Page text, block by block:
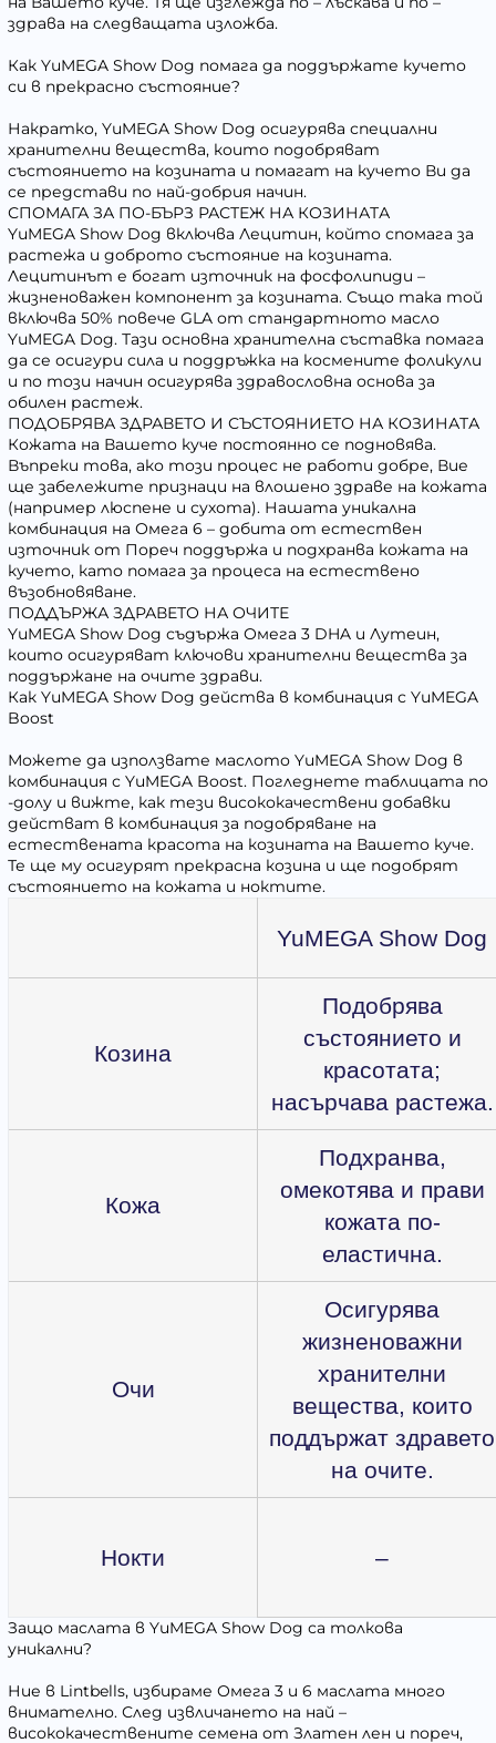
здрава на следващата изложба.
Как YuMEGA Show Dog помага да поддържате кучето
си в прекрасно състояние?
Накратко, YuMEGA Show Dog осигурява специални
хранителни вещества, които подобряват
състоянието на козината и помагат на кучето Ви да
се представи по най-добрия начин.
СПОМАГА ЗА ПО-БЪРЗ РАСТЕЖ НА КОЗИНАТА
YuMEGA Show Dog включва Лецитин, който спомага за
растежа и доброто състояние на козината.
Лецитинът е богат източник на фосфолипиди –
жизненоважен компонент за козината. Също така той
включва 50% повече GLA от стандартното масло
YuMEGA Dog. Тази основна хранителна съставка помага
да се осигури сила и поддръжка на космените фоликули
и по този начин осигурява здравословна основа за
обилен растеж.
ПОДОБРЯВА ЗДРАВЕТО И СЪСТОЯНИЕТО НА КОЗИНАТА
Кожата на Вашето куче постоянно се подновява.
Въпреки това, ако този процес не работи добре, Вие
ще забележите признаци на влошено здраве на кожата
(например люспене и сухота). Нашата уникална
комбинация на Омега 6 – добита от естествен
източник от Пореч поддържа и подхранва кожата на
кучето, като помага за процеса на естествено
възобновяване.
ПОДДЪРЖА ЗДРАВЕТО НА ОЧИТЕ
YuMEGA Show Dog съдържа Омега 3 DHA и Лутеин,
които осигуряват ключови хранителни вещества за
поддържане на очите здрави.
Как YuMEGA Show Dog действа в комбинация с YuMEGA
Boost
Можете да използвате маслото YuMEGA Show Dog в
комбинация с YuMEGA Boost. Погледнете таблицата по
-долу и вижте, как тези висококачествени добавки
действат в комбинация за подобряване на
естествената красота на козината на Вашето куче.
Те ще му осигурят прекрасна козина и ще подобрят
състоянието на кожата и ноктите.
YuMEGA Show Dog
Козина
Подобрява
състоянието и
красотата;
насърчава растежа.
Кожа
Подхранва,
омекотява и прави
кожата по-
еластична.
Очи
Осигурява
жизненоважни
хранителни
вещества, които
поддържат здравето
на очите.
Нокти –
Защо маслата в YuMEGA Show Dog са толкова
уникални?
Ние в Lintbells, избираме Омега 3 и 6 маслата много
внимателно. След извличането на най –
висококачествените семена от Златен лен и пореч,